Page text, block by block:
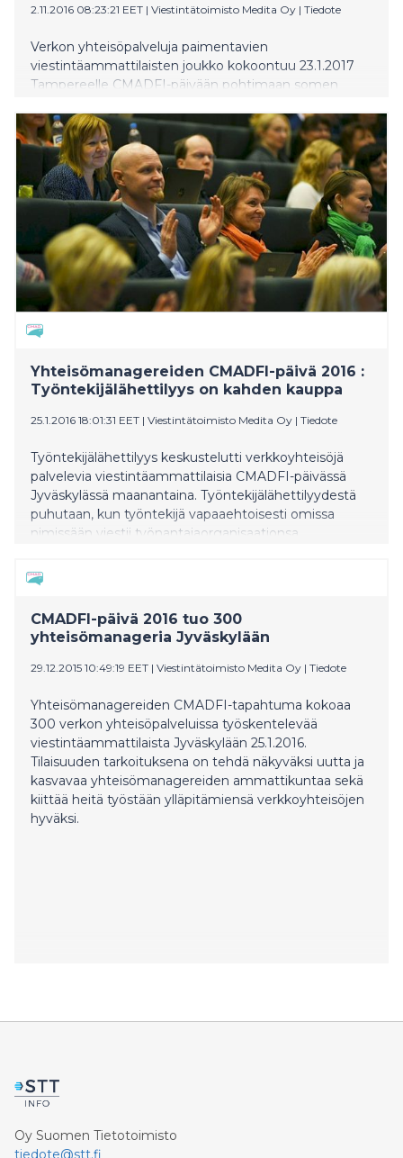
2.11.2016 08:23:21 EET | Viestintätoimisto Medita Oy | Tiedote
Verkon yhteisöpalveluja paimentavien
viestintäammattilaisten joukko kokoontuu 23.1.2017
Tampereelle CMADFI-päivään pohtimaan somen
odotetaan niin Twitterissä kuin teatterimaailmassa
ennen näkemättömän laajaa livetwiittaustempausta,
kun satakunta ammattivisertäjää pääsee seuraamaan
Tuomas Kyrön Mielensäpahoittajan Suomen
harjoituksia Tampereen Työväen Teatteriin vain
kymmenen päivää ennen kantaesityksen ensi-iltaa.
Yhteisömanagereiden CMADFI-päivä 2016 :
Työntekijälähettilyys on kahden kauppa
25.1.2016 18:01:31 EET | Viestintätoimisto Medita Oy | Tiedote
Työntekijälähettilyys keskustelutti verkkoyhteisöjä
palvelevia viestintäammattilaisia CMADFI-päivässä
Jyväskylässä maanantaina. Työntekijälähettilyydestä
puhutaan, kun työntekijä vapaaehtoisesti omissa
nimissään viestii työnantajaorganisaationsa
julkisuudessa. Lähettiläs tarvitsee tähän kuitenkin
organisaationsa tuen, muistutti Työterveyslaitoksen
CMADFI-päivä 2016 tuo 300
yhteisömanageria Jyväskylään
29.12.2015 10:49:19 EET | Viestintätoimisto Medita Oy | Tiedote
Yhteisömanagereiden CMADFI-tapahtuma kokoaa
300 verkon yhteisöpalveluissa työskentelevää
viestintäammattilaista Jyväskylään 25.1.2016.
Tilaisuuden tarkoituksena on tehdä näkyväksi uutta ja
kasvavaa yhteisömanagereiden ammattikuntaa sekä
kiittää heitä työstään ylläpitämiensä verkkoyhteisöjen
hyväksi.
Oy Suomen Tietotoimisto
tiedote@stt.fi